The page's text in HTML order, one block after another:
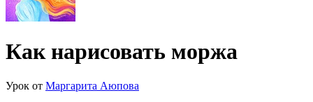
Как нарисовать моржа
Урок от Маргарита Аюпова